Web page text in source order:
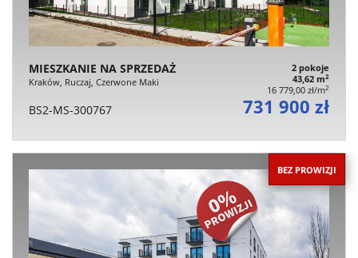
MIESZKANIE NA SPRZEDAŻ
Kraków, Ruczaj, Czerwone Maki
2 pokoje
43,62 m2
16 779,00 zł/m2
BS2-MS-300767 731 900 zł
BEZ PROWIZJI